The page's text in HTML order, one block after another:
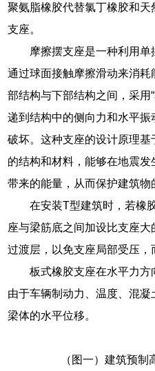
聚氨脂橡胶代替氯丁橡胶和
支座。
摩擦摆支座是一种利用单
通过球面接触摩擦滑动来消
部结构与下部结构之间，采用
递到结构中的侧向力和水平
破坏。这种支座的设计原理
的结构和材料，能够在地震
带来的能量，从而保护建筑物
在安装T型建筑时，若橡
座与梁筋底之间加设比支座
过渡层，以免支座局部受压，
板式橡胶支座在水平力
由于车辆制动力、温度、混
梁体的水平位移。
（图一）建筑预